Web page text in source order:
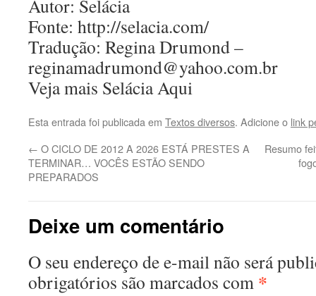
Autor: Selácia
Fonte: http://selacia.com/
Tradução: Regina Drumond –
reginamadrumond@yahoo.com.br
Veja mais Selácia Aqui
Esta entrada foi publicada em Textos diversos. Adicione o link
← O CICLO DE 2012 A 2026 ESTÁ PRESTES A
TERMINAR… VOCÊS ESTÃO SENDO
PREPARADOS
Resumo
Deixe um comentário
O seu endereço de e-mail não será
obrigatórios são marcados com *